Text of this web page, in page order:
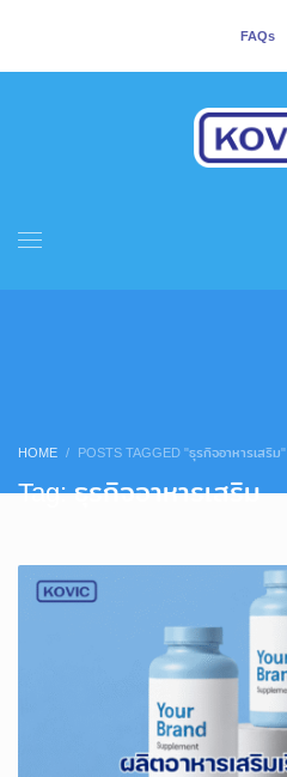
FAQs
HOME POSTS TAGGED "ธุรกิจอาหารเสริม"
Tag: ธุรกิจอาหารเสริม